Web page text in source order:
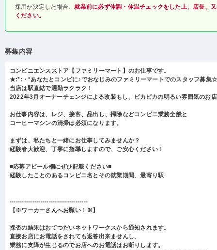
採用が決定した場合、就業前に必ず体調・体温チェックをした上、店長、
ください。
募集内容
コンビニエンスストア【ファミリーマート】のお仕事です。
★:*:・°あなたとコンビに♪でおなじみのファミリーマートでのスタッフ募集
当店は駅直結で通勤ラクラク！
2022年3月オーナーチェンジによる改装もし、ピカピカの明るい雰囲気のお
お仕事内容は、レジ、接客、品出し、掃除などコンビニ業務全般と
コーヒーマシンの清掃は必須になります。
まずは、私たちと一緒にお仕事してみませんか？
経験者大歓迎、丁寧に指導しますので、ご安心ください！
■応募アピール欄にぜひ記載ください■
経験したことのあるコンビニ名とその就業期間、最寄り駅
--------------------------------------
【※ワーカーさんへお願い！※】
採否の結果はおてつだいネットワークスから通知されます。
直接お店にお電話をされても返答出来ませんし、
業務に支障が生じるのでお店へのお電話はお断りします。